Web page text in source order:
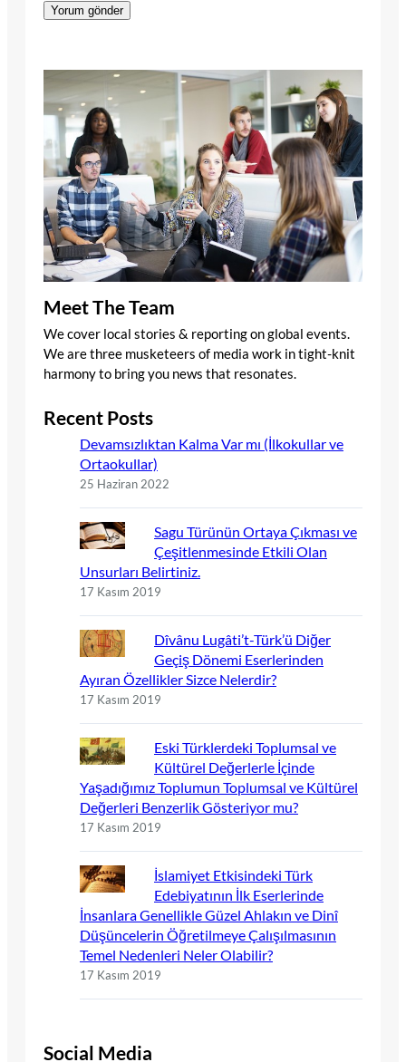
Meet The Team
We cover local stories & reporting on global events.
We are three musketeers of media work in tight-knit
harmony to bring you news that resonates.
Recent Posts
Devamsızlıktan Kalma Var mı (İlkokullar ve
Ortaokullar)
25 Haziran 2022
Sagu Türünün Ortaya Çıkması ve
Çeşitlenmesinde Etkili Olan
Unsurları Belirtiniz.
17 Kasım 2019
Dîvânu Lugâti’t-Türk’ü Diğer
Geçiş Dönemi Eserlerinden
Ayıran Özellikler Sizce Nelerdir?
17 Kasım 2019
Eski Türklerdeki Toplumsal ve
Kültürel Değerlerle İçinde
Yaşadığımız Toplumun Toplumsal ve Kültürel
Değerleri Benzerlik Gösteriyor mu?
17 Kasım 2019
İslamiyet Etkisindeki Türk
Edebiyatının İlk Eserlerinde
İnsanlara Genellikle Güzel Ahlakın ve Dinî
Düşüncelerin Öğretilmeye Çalışılmasının
Temel Nedenleri Neler Olabilir?
17 Kasım 2019
Social Media